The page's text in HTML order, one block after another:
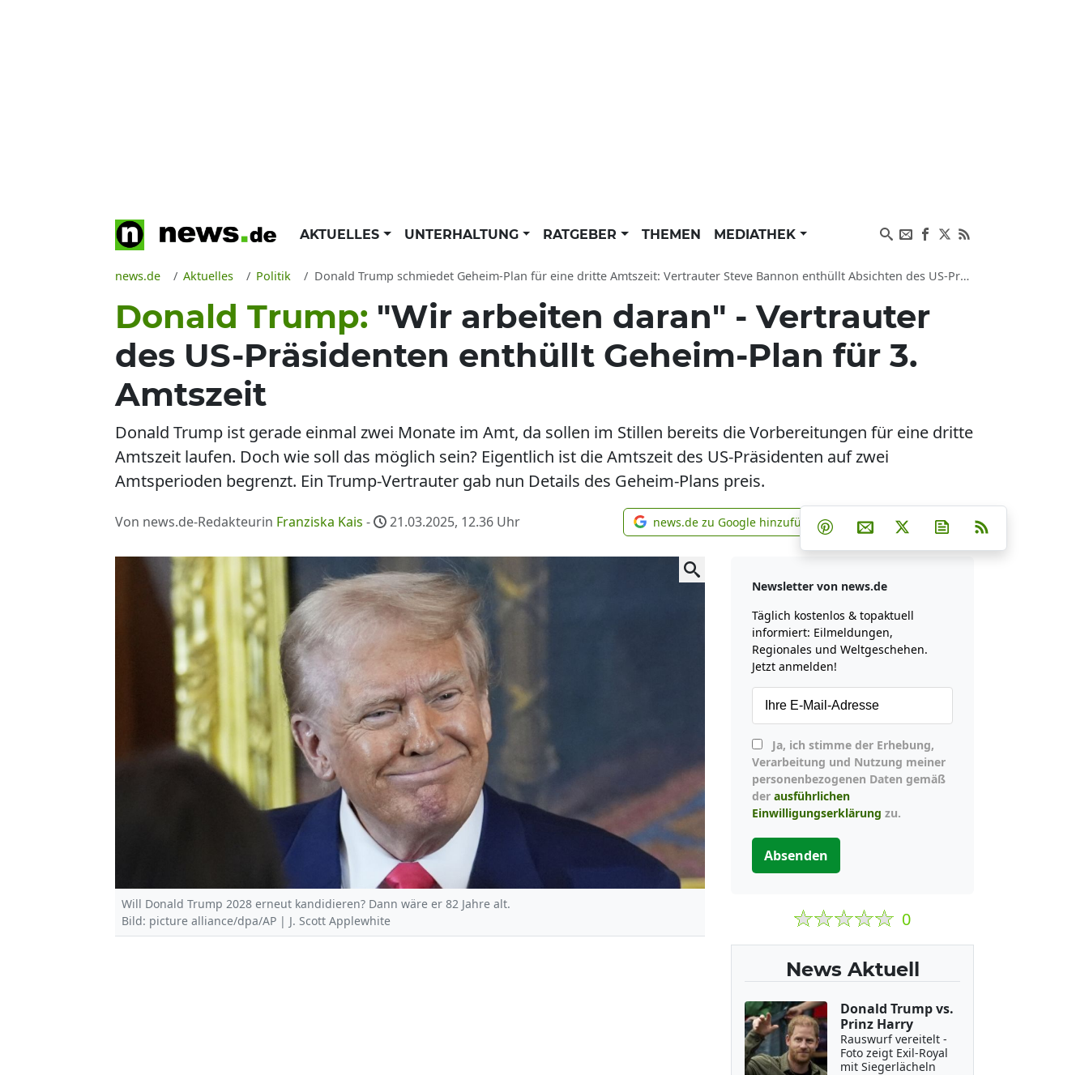
AKTUELLES UNTERHALTUNG RATGEBER THEMEN MEDIATHEK
news.de Aktuelles Politik Donald Trump schmiedet Geheim-Plan für eine dritte Amtszeit: Vertrauter Steve Bannon enthüllt Absichten des US-Präsidenten
Donald Trump: "Wir arbeiten daran" - Vertrauter
des US-Präsidenten enthüllt Geheim-Plan für 3.
Amtszeit
Donald Trump ist gerade einmal zwei Monate im Amt, da sollen im Stillen bereits die Vorbereitungen für eine dritte
Amtszeit laufen. Doch wie soll das möglich sein? Eigentlich ist die Amtszeit des US-Präsidenten auf zwei
Amtsperioden begrenzt. Ein Trump-Vertrauter gab nun Details des Geheim-Plans preis.
Von news.de-Redakteurin Franziska Kais - 21.03.2025, 12.36 Uhr news.de zu Google hinzufügen
news.de zu Google hinzufügen Teilen auf Facebook
Teilen auf Whatsapp
Teilen auf Telegram
Teilen auf Pinterest
Per E-Mail teilen
Post auf XNewsletter
Will Donald Trump 2028 erneut kandidieren? Dann wäre er 82 Jahre alt.
Bild: picture alliance/dpa/AP | J. Scott Applewhite
Newsletter von news.de
Täglich kostenlos & topaktuell
informiert: Eilmeldungen,
Regionales und Weltgeschehen.
Jetzt anmelden!
Verarbeitung und Nutzung meiner
personenbezogenen Daten gemäß
der ausführlichen
Einwilligungserklärung zu.
Absenden
0
News Aktuell
Donald Trump vs.
Prinz Harry
Rauswurf vereitelt -
Foto zeigt Exil-Royal
mit Siegerlächeln